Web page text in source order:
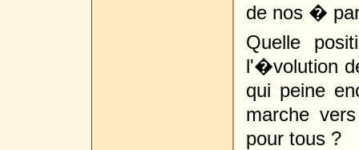
de nos �
Quelle
l'�volution
qui peine
marche
pour tous ?